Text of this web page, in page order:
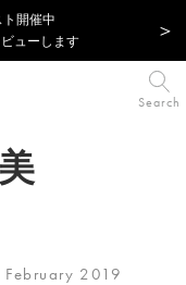
開催中
ューします
Search
February 2019